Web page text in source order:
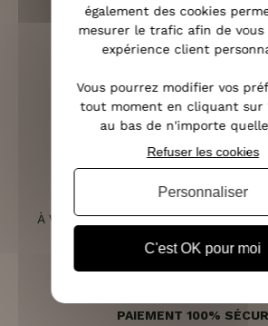
RETOURS SOUS 14
(VOIR LES CONDITIONS)
SERVICE CLIENT
À VOTRE ÉCOUTE DU LUNDI AU
PAIEMENT 100%
également des cookies
mesurer le trafic afin de
expérience client
Vous pourrez modifier vos
tout moment en cliquant sur
au bas de n'importe
C'est OK pour moi
Refuser les cookies
Personnaliser